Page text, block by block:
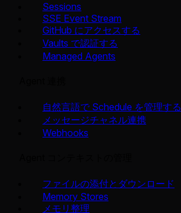
Sessions
SSE Event Stream
GitHub にアクセスする
Vaults で認証する
Managed Agents
自然言語で Schedule を管理する
メッセージチャネル連携
Webhooks
ファイルの添付とダウンロード
Memory Stores
メモリ整理